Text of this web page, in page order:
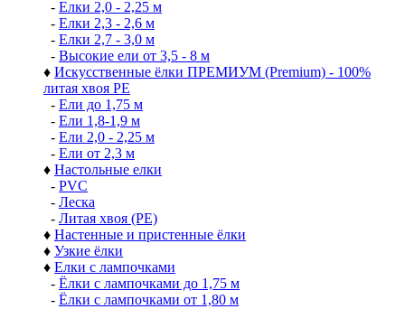
- Елки 2,0 - 2,25 м
- Елки 2,3 - 2,6 м
- Елки 2,7 - 3,0 м
- Высокие ели от 3,5 - 8 м
♦ Искусственные ёлки ПРЕМИУМ (Premium) - 100%
литая хвоя РЕ
- Ели до 1,75 м
- Ели 1,8-1,9 м
- Ели 2,0 - 2,25 м
- Ели от 2,3 м
♦ Настольные елки
- PVC
- Леска
- Литая хвоя (РЕ)
♦ Настенные и пристенные ёлки
♦ Узкие ёлки
♦ Елки с лампочками
- Ёлки с лампочками до 1,75 м
- Ёлки с лампочками от 1,80 м